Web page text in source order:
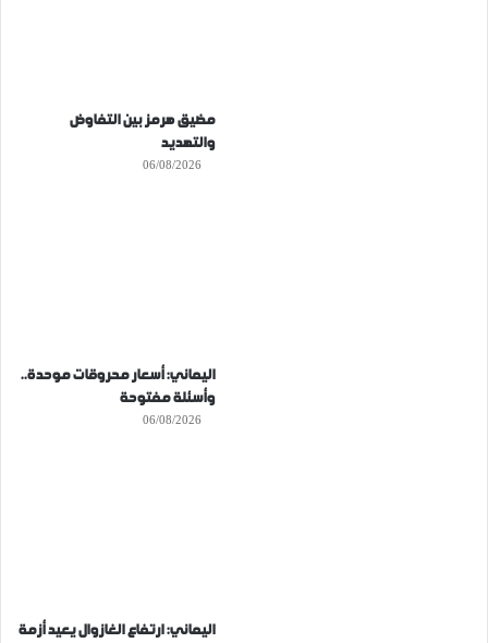
مضيق هرمز بين التفاوض
والتهديد
06/08/2026
اليماني: أسعار محروقات موحدة..
وأسئلة مفتوحة
06/08/2026
اليماني: ارتفاع الغازوال يعيد أزمة